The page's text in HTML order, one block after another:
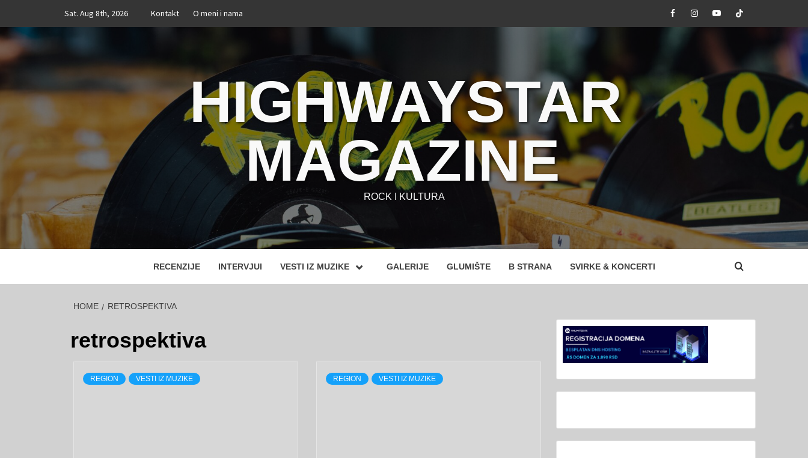
content
Sat. Aug 8th, 2026 Kontakt O meni i nama FacebookInstagramYoutube
Tik
HIGHWAYSTAR
MAGAZINE
ROCK I KULTURA
RECENZIJE INTERVJUI VESTI IZ MUZIKE GALERIJE GLUMIŠTE B STRANA SVIRKE & KONCERTI
HOME RETROSPEKTIVA
retrospektiva
REGION VESTI IZ MUZIKE REGION VESTI IZ MUZIKE